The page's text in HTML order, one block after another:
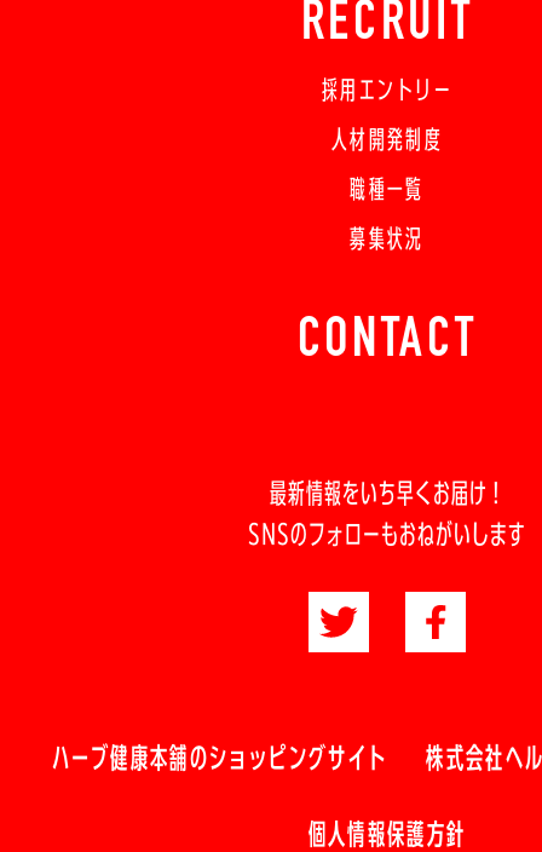
RECRUIT
採用エントリー
人材開発制度
職種一覧
募集状況
CONTACT
最新情報をいち早くお届け！
SNSのフォローもおねがいします
ハーブ健康本舗のショッピングサイト 株式会社ヘ
個人情報保護方針